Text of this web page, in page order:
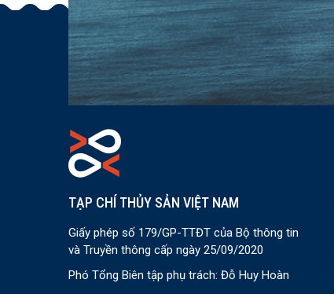
TẠP CHÍ THỦY SẢN VIỆT NAM
Giấy phép số 179/GP-TTĐT của Bộ thông tin
và Truyền thông cấp ngày 25/09/2020
Phó Tổng Biên tập phụ trách: Đỗ Huy Hoàn